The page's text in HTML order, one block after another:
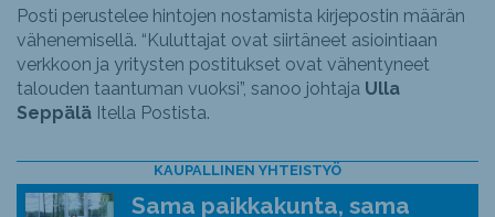
Posti perustelee hintojen nostamista kirjepostin määrän
vähenemisellä. “Kuluttajat ovat siirtäneet asiointiaan
verkkoon ja yritysten postitukset ovat vähentyneet
talouden taantuman vuoksi”, sanoo johtaja Ulla
Seppälä Itella Postista.
KAUPALLINEN YHTEISTYÖ
Sama paikkakunta, sama